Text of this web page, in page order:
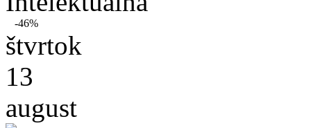
-46%
štvrtok
13
august